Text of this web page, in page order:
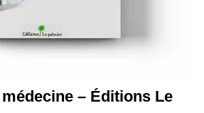
– Éditions Le